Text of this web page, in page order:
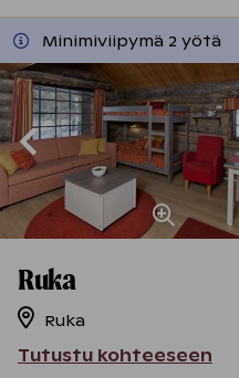
Minimiviipymä 2 yötä
Ruka
Ruka
Tutustu kohteeseen